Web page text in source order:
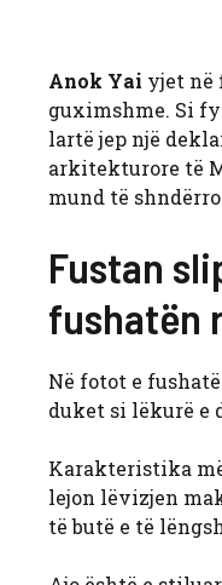
Anok Yai yjet në
guximshme. Si
lartë jep një
arkitekturore të
mund të
Fustan
fushatën
Në fotot e
duket si lëkurë e
Karakteristika
lejon lëvizjen
të butë e të